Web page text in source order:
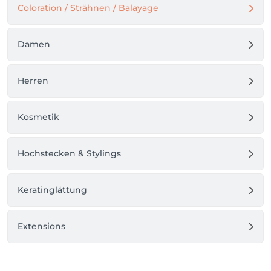
Coloration / Strähnen / Balayage
Damen
Herren
Kosmetik
Hochstecken & Stylings
Keratinglättung
Extensions